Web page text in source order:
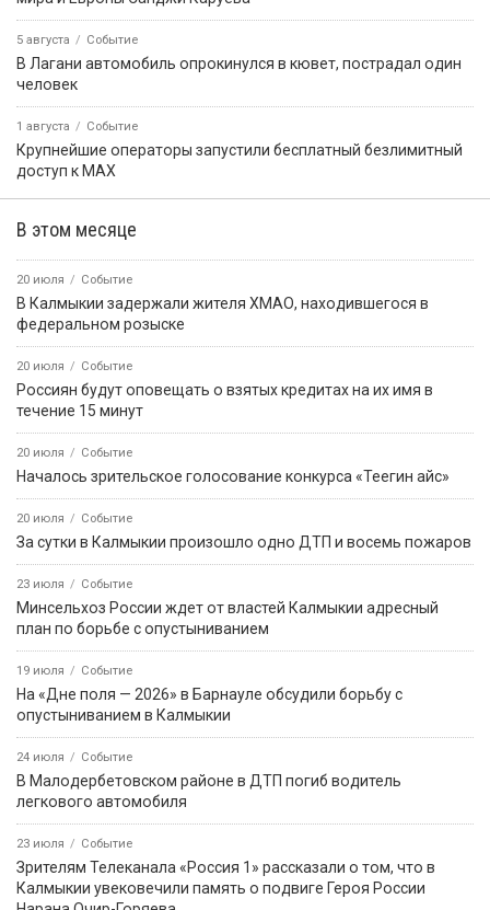
5 августа Событие
В Лагани автомобиль опрокинулся в кювет, пострадал один
человек
1 августа Событие
Крупнейшие операторы запустили бесплатный безлимитный
доступ к MAX
В этом месяце
20 июля Событие
В Калмыкии задержали жителя ХМАО, находившегося в
федеральном розыске
20 июля Событие
Россиян будут оповещать о взятых кредитах на их имя в
течение 15 минут
20 июля Событие
Началось зрительское голосование конкурса «Теегин айс»
20 июля Событие
За сутки в Калмыкии произошло одно ДТП и восемь пожаров
23 июля Событие
Минсельхоз России ждет от властей Калмыкии адресный
план по борьбе с опустыниванием
19 июля Событие
На «Дне поля — 2026» в Барнауле обсудили борьбу с
опустыниванием в Калмыкии
24 июля Событие
В Малодербетовском районе в ДТП погиб водитель
легкового автомобиля
23 июля Событие
Зрителям Телеканала «Россия 1» рассказали о том, что в
Калмыкии увековечили память о подвиге Героя России